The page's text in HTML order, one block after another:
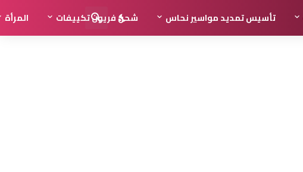
تأسيس تمديد مواسير نحاس شحن فريون تكييفات المرأة